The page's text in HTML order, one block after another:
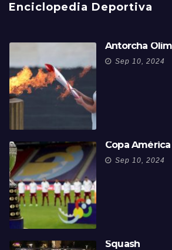
Enciclopedia Deportiva
Antorcha
Sep 10, 2024
Copa América
Sep 10, 2024
Squash